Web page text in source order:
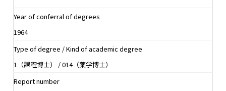
Year of conferral of degrees
1964
Type of degree / Kind of academic degree
1（課程博士） / 014（薬学博士）
Report number